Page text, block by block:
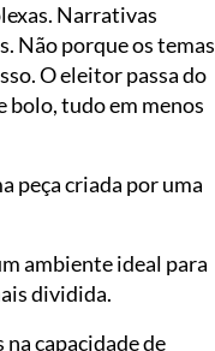
Narrativas
Não porque os temas
O eleitor passa do
bolo, tudo em menos
peça criada por uma
ambiente ideal para
dividida.
capacidade de